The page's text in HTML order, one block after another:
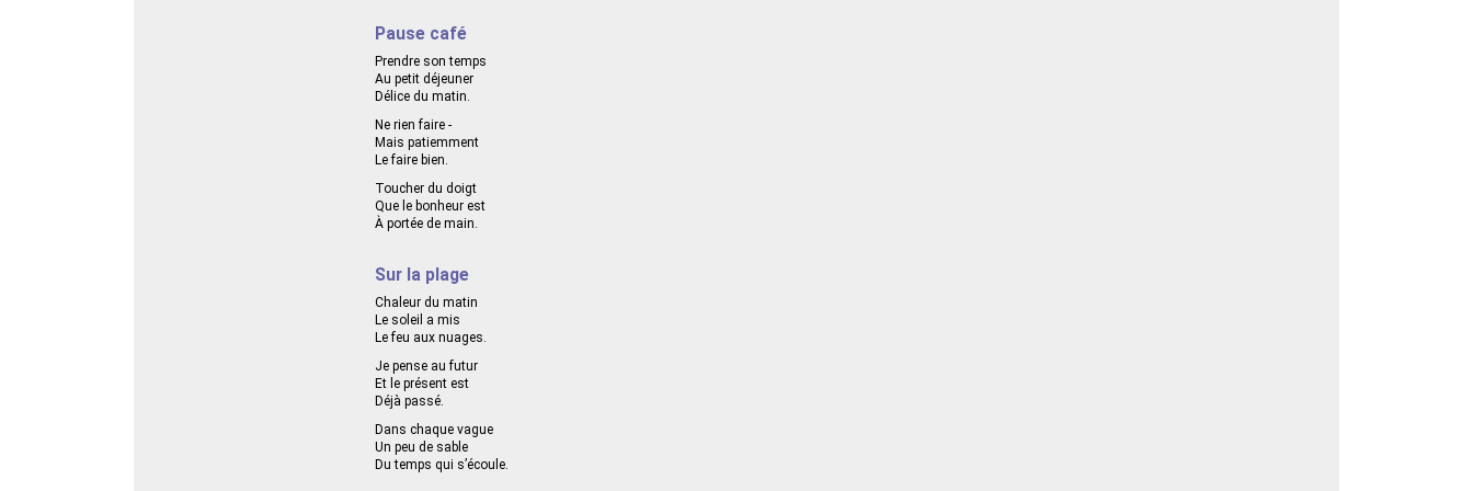
Pause café
Prendre son temps
Au petit déjeuner
Délice du matin.
Ne rien faire -
Mais patiemment
Le faire bien.
Toucher du doigt
Que le bonheur est
À portée de main.
Sur la plage
Chaleur du matin
Le soleil a mis
Le feu aux nuages.
Je pense au futur
Et le présent est
Déjà passé.
Dans chaque vague
Un peu de sable
Du temps qui s’écoule.